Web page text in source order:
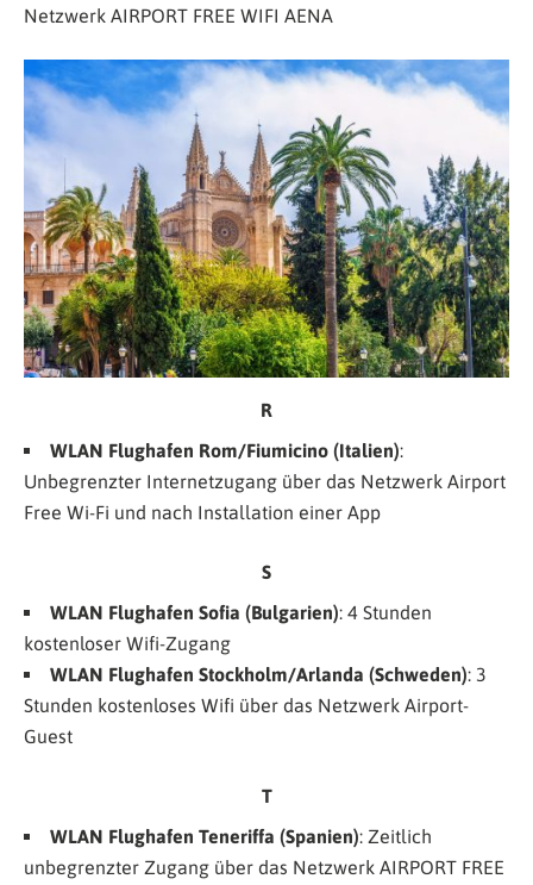
Netzwerk AIRPORT FREE WIFI AENA
R
WLAN Flughafen Rom/Fiumicino (Italien):
Unbegrenzter Internetzugang über das Netzwerk Airport
Free Wi-Fi und nach Installation einer App
S
WLAN Flughafen Sofia (Bulgarien): 4 Stunden
kostenloser Wifi-Zugang
WLAN Flughafen Stockholm/Arlanda (Schweden): 3
Stunden kostenloses Wifi über das Netzwerk Airport-
Guest
T
WLAN Flughafen Teneriffa (Spanien): Zeitlich
unbegrenzter Zugang über das Netzwerk AIRPORT FREE